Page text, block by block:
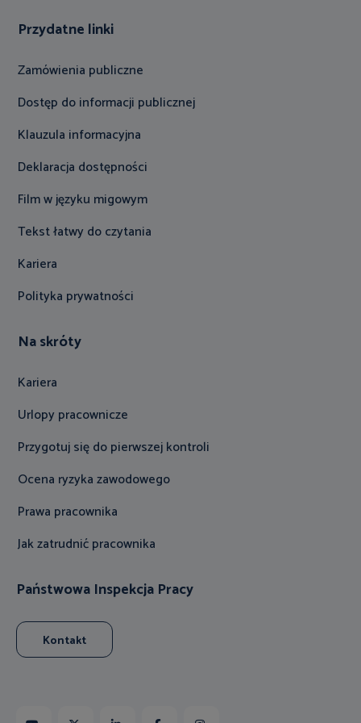
Przydatne linki
Zamówienia publiczne
Dostęp do informacji publicznej
Klauzula informacyjna
Deklaracja dostępności
Film w języku migowym
Tekst łatwy do czytania
Kariera
Polityka prywatności
Na skróty
Kariera
Urlopy pracownicze
Przygotuj się do pierwszej kontroli
Ocena ryzyka zawodowego
Prawa pracownika
Jak zatrudnić pracownika
Państwowa Inspekcja Pracy
Kontakt